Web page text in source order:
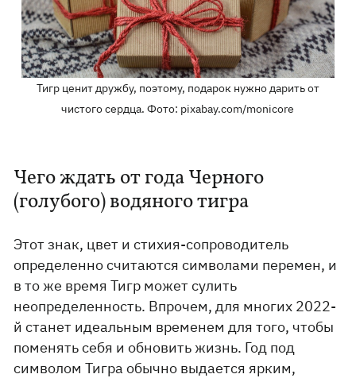
Тигр ценит дружбу, поэтому, подарок нужно дарить от
чистого сердца. Фото: pixabay.com/monicore
Чего ждать от года Черного
(голубого) водяного тигра
Этот знак, цвет и стихия-сопроводитель
определенно считаются символами перемен, и
в то же время Тигр может сулить
неопределенность. Впрочем, для многих 2022-
й станет идеальным временем для того, чтобы
поменять себя и обновить жизнь. Год под
символом Тигра обычно выдается ярким,